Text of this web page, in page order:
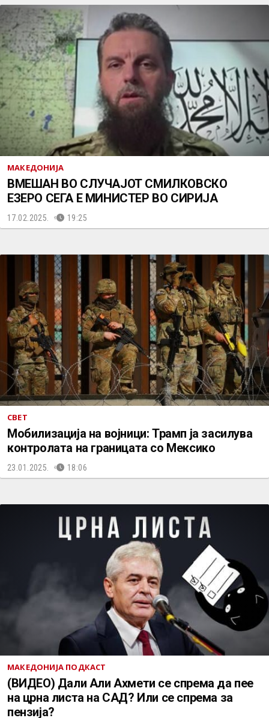
МАКЕДОНИЈА
ВМЕШАН ВО СЛУЧАЈОТ СМИЛКОВСКО
ЕЗЕРО СЕГА Е МИНИСТЕР ВО СИРИЈА
17.02.2025. 19:25
СВЕТ
Мобилизација на војници: Трамп ја засилува
контролата на границата со Мексико
23.01.2025. 18:06
МАКЕДОНИЈА ПОДКАСТ
(ВИДЕО) Дали Али Ахмети се спрема да пее
на црна листа на САД? Или се спрема за
пензија?